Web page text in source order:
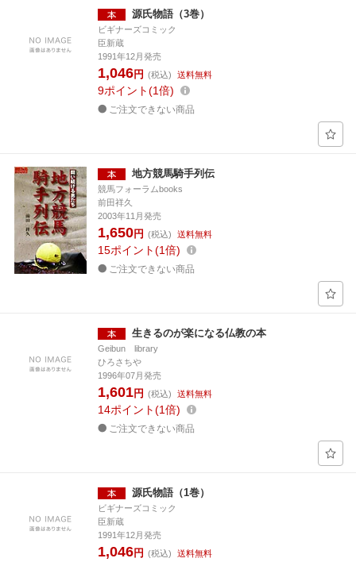
源氏物語（3巻）
ビギナーズコミック
臣新蔵
1991年12月発売
1,046円 (税込) 送料無料
9ポイント 1倍
ご注文できない商品
地方競馬騎手列伝
競馬フォーラムbooks
前田祥久
2003年11月発売
1,650円 (税込) 送料無料
15ポイント 1倍
ご注文できない商品
生きるのが楽になる仏教の本
Geibun library
ひろさちや
1996年07月発売
1,601円 (税込) 送料無料
14ポイント 1倍
ご注文できない商品
源氏物語（1巻）
ビギナーズコミック
臣新蔵
1991年12月発売
1,046円 (税込) 送料無料